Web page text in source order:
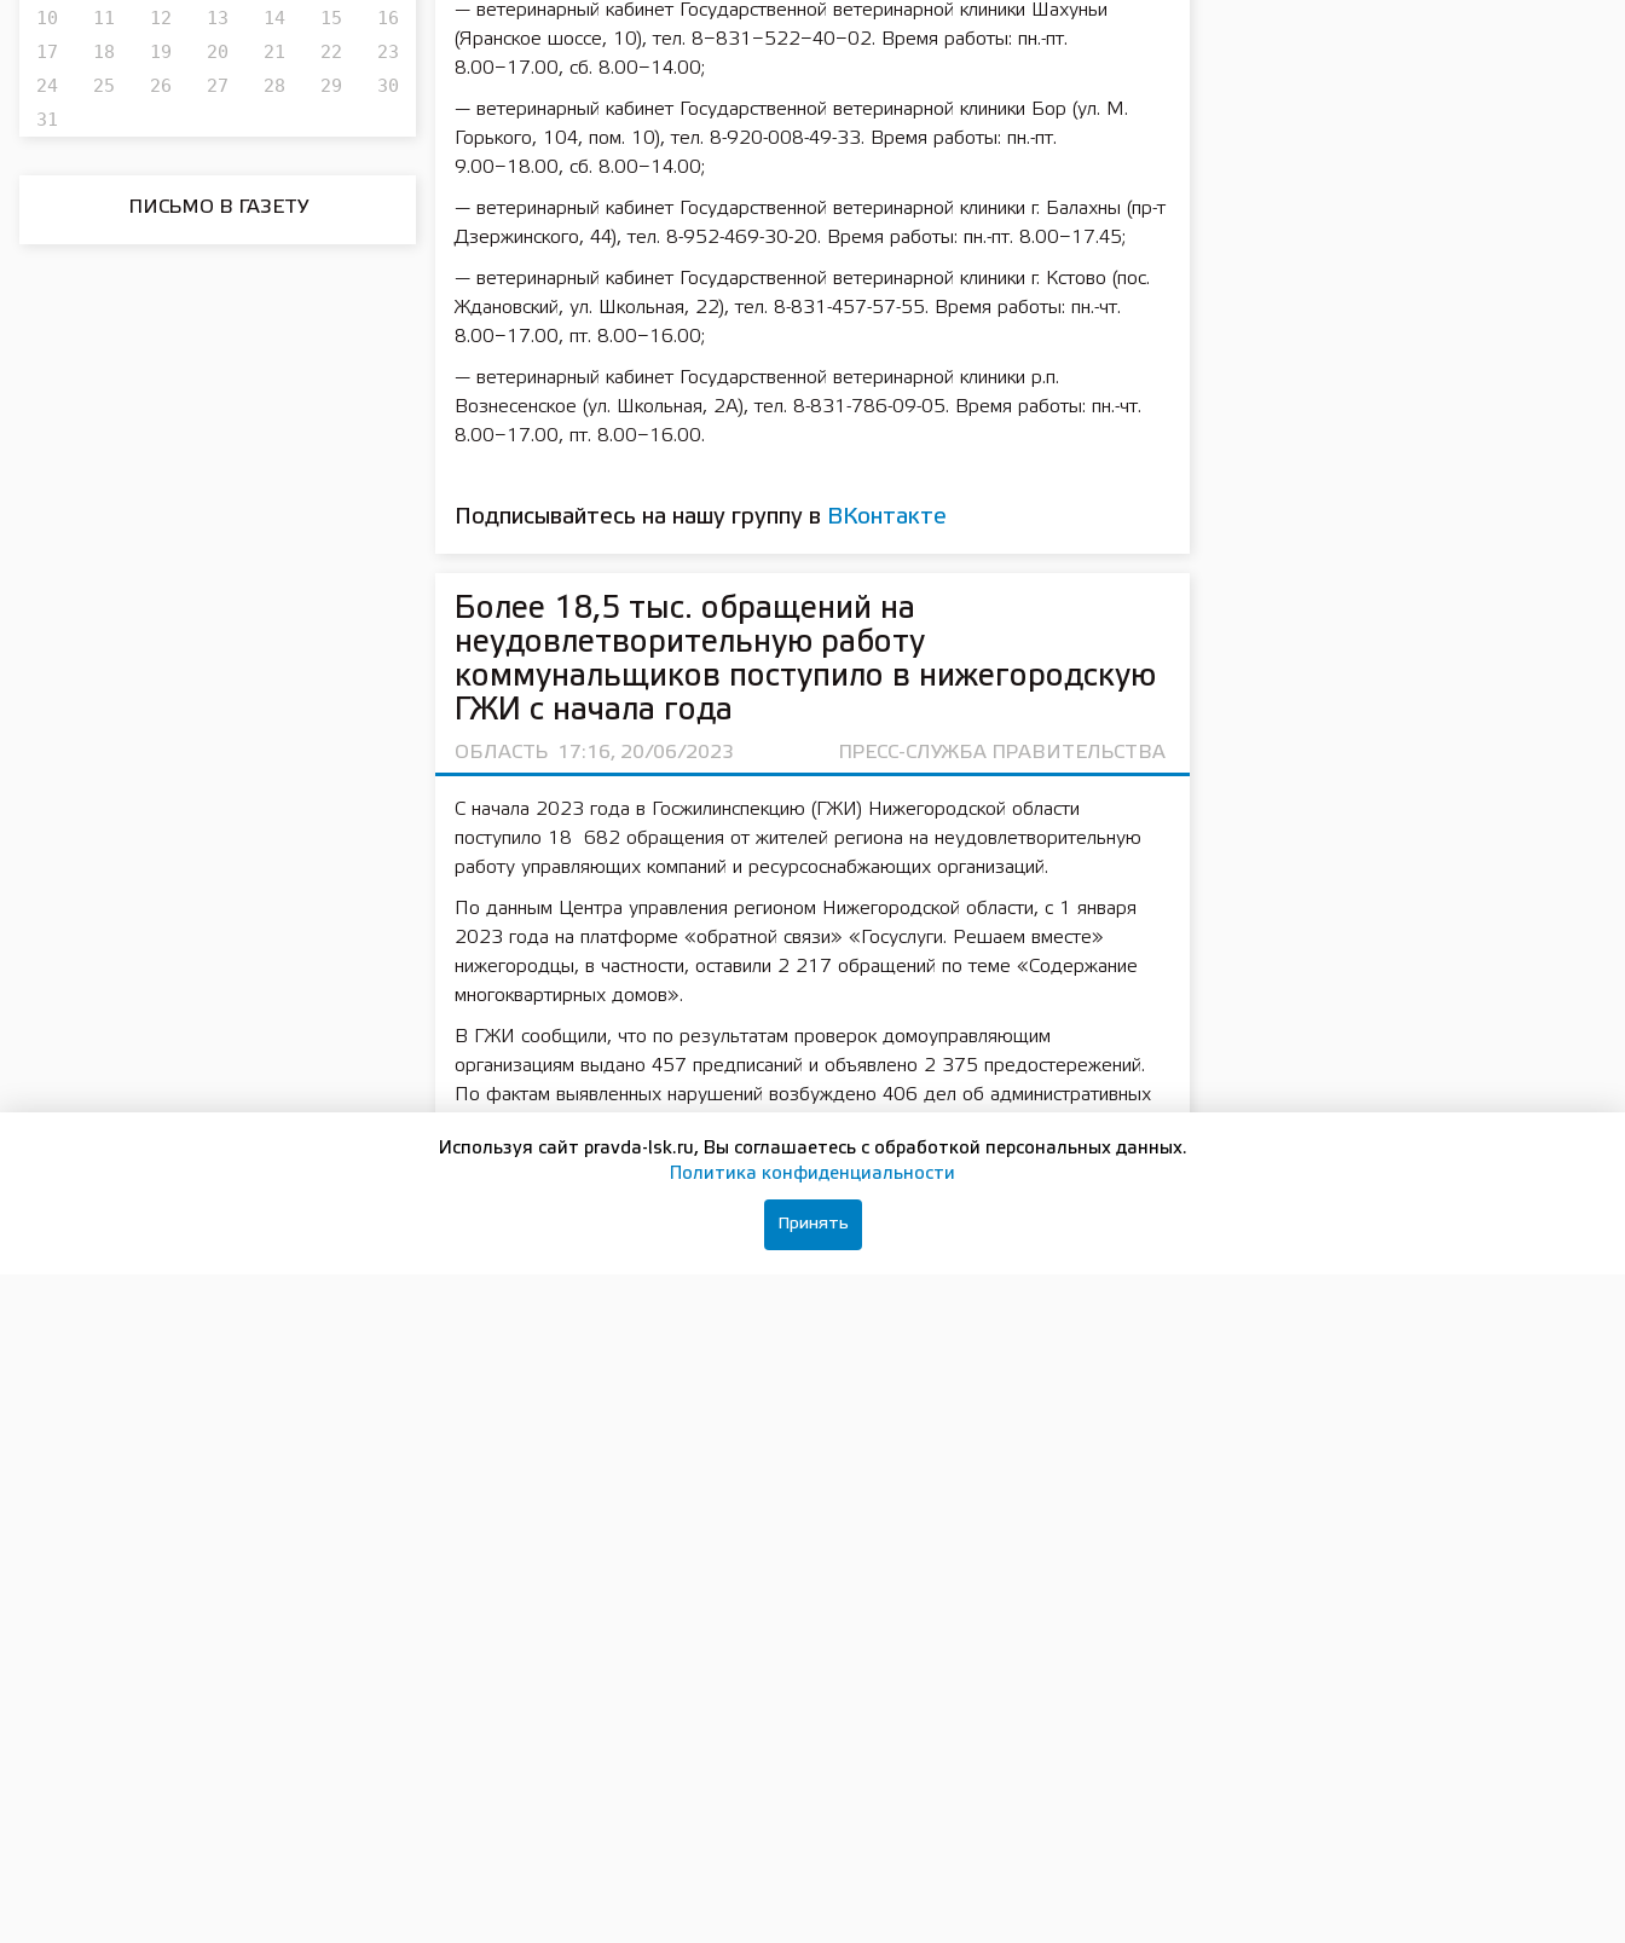
10
11 12 13 14 15
16
17
18 19 20 21 22
23
24
25 26 27 28 29
30
31
ПИСЬМО В ГАЗЕТУ
— ветеринарный кабинет Государственной ветеринарной клиники Шахуньи
(Яранское шоссе, 10), тел. 8−831−522−40−02. Время работы: пн.-пт.
8.00−17.00, сб. 8.00−14.00;
— ветеринарный кабинет Государственной ветеринарной клиники Бор (ул. М.
Горького, 104, пом. 10), тел. 8-920-008-49-33. Время работы: пн.-пт.
9.00−18.00, сб. 8.00−14.00;
— ветеринарный кабинет Государственной ветеринарной клиники г. Балахны (пр-т
Дзержинского, 44), тел. 8-952-469-30-20. Время работы: пн.-пт. 8.00−17.45;
— ветеринарный кабинет Государственной ветеринарной клиники г. Кстово (пос.
Ждановский, ул. Школьная, 22), тел. 8-831-457-57-55. Время работы: пн.-чт.
8.00−17.00, пт. 8.00−16.00;
— ветеринарный кабинет Государственной ветеринарной клиники р.п.
Вознесенское (ул. Школьная, 2А), тел. 8-831-786-09-05. Время работы: пн.-чт.
8.00−17.00, пт. 8.00−16.00.
Подписывайтесь на нашу группу в ВКонтакте
Более 18,5 тыс. обращений на
неудовлетворительную работу
коммунальщиков поступило в нижегородскую
ГЖИ с начала года
ОБЛАСТЬ 17:16, 20/06/2023 ПРЕСС-СЛУЖБА ПРАВИТЕЛЬСТВА
С начала 2023 года в Госжилинспекцию (ГЖИ) Нижегородской области
поступило 18 682 обращения от жителей региона на неудовлетворительную
работу управляющих компаний и ресурсоснабжающих организаций.
По данным Центра управления регионом Нижегородской области, с 1 января
2023 года на платформе «обратной связи» «Госуслуги. Решаем вместе»
нижегородцы, в частности, оставили 2 217 обращений по теме «Содержание
многоквартирных домов».
В ГЖИ сообщили, что по результатам проверок домоуправляющим
организациям выдано 457 предписаний и объявлено 2 375 предостережений.
По фактам выявленных нарушений возбуждено 406 дел об административных
Исполнение предписания и предостережения проверили специалисты
улице Сестер Рукавишниковых в областном центре попросили помочь им в
ремонте цоколя и приямков подвала. Управляющая компания не спешила с
Используя сайт pravda-lsk.ru, Вы соглашаетесь с обработкой персональных данных.
Политика конфиденциальности
Принять